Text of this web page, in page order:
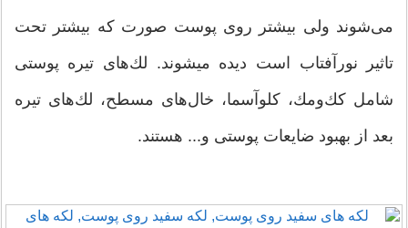
می‌شوند ولی بیشتر روی پوست صورت كه بیشتر تحت
‌تاثیر نور‌آفتاب است دیده میشوند. لك‌های تیره پوستی
شامل كك‌ومك، كلوآسما، خال‌های مسطح، لك‌های تیره‌
بعد از بهبود ضایعات پوستی و... هستند.